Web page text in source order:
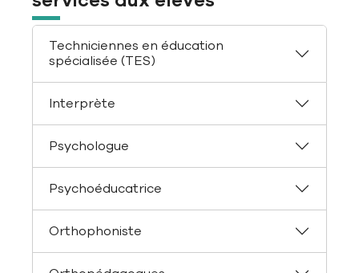
Techniciennes en éducation
spécialisée (TES)
Interprète
Psychologue
Psychoéducatrice
Orthophoniste